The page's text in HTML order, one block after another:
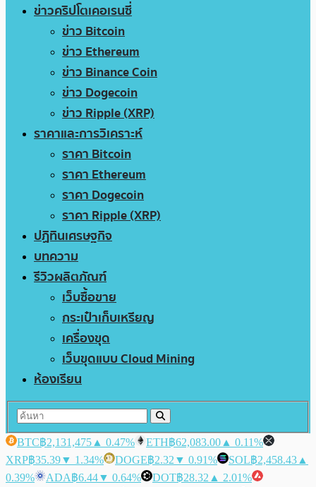
ข่าวคริปโตเคอเรนซี่
ข่าว Bitcoin
ข่าว Ethereum
ข่าว Binance Coin
ข่าว Dogecoin
ข่าว Ripple (XRP)
ราคาและการวิเคราะห์
ราคา Bitcoin
ราคา Ethereum
ราคา Dogecoin
ราคา Ripple (XRP)
ปฏิทินเศรษฐกิจ
บทความ
รีวิวผลิตภัณฑ์
เว็บซื้อขาย
กระเป๋าเก็บเหรียญ
เครื่องขุด
เว็บขุดแบบ Cloud Mining
ห้องเรียน
BTC฿2,131,475 ▲ 0.47% ETH฿62,083.00 ▲ 0.11%
XRP฿35.39▼ 1.34% DOGE฿2.32 ▼ 0.91% SOL฿2,458.43 ▲
0.39%
ADA฿6.44▼ 0.64% DOT฿28.32 ▲ 2.01%